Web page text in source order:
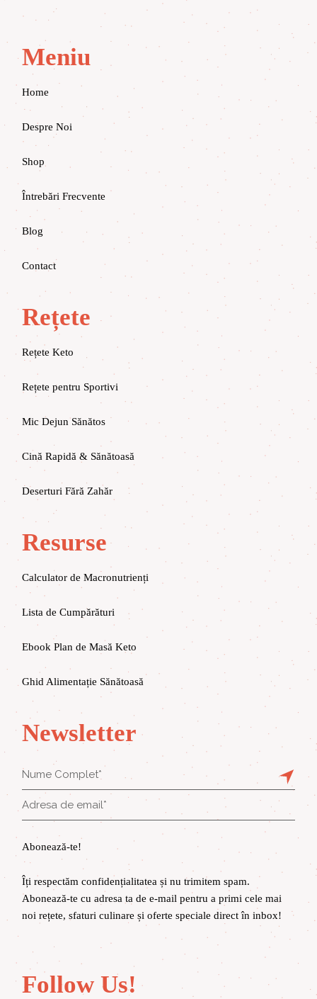
Meniu
Home
Despre Noi
Shop
Întrebări Frecvente
Blog
Contact
Rețete
Rețete Keto
Rețete pentru Sportivi
Mic Dejun Sănătos
Cină Rapidă & Sănătoasă
Deserturi Fără Zahăr
Resurse
Calculator de Macronutrienți
Lista de Cumpărături
Ebook Plan de Masă Keto
Ghid Alimentație Sănătoasă
Newsletter
Abonează-te!
Îți respectăm confidențialitatea și nu trimitem spam.
Abonează-te cu adresa ta de e-mail pentru a primi cele mai
noi rețete, sfaturi culinare și oferte speciale direct în inbox!
Follow Us!